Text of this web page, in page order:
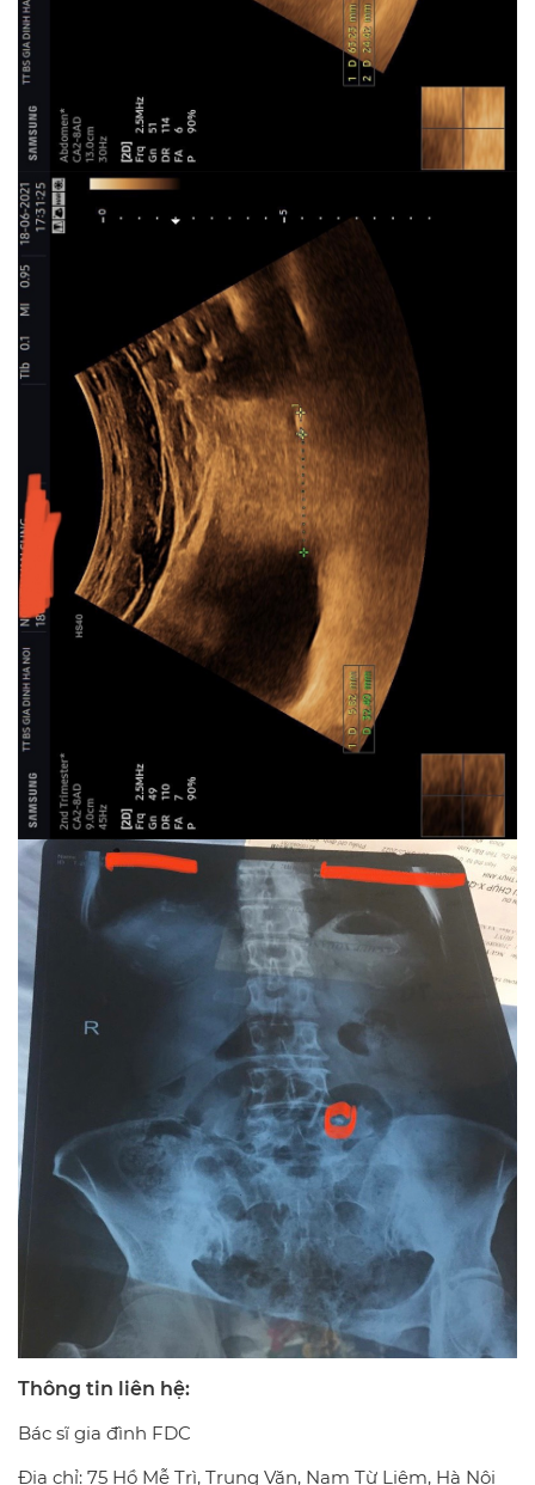
Thông tin liên hệ:
Bác sĩ gia đình FDC
Địa chỉ: 75 Hồ Mễ Trì, Trung Văn, Nam Từ Liêm, Hà Nội